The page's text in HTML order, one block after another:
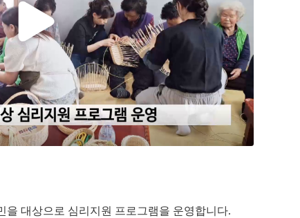
을 대상으로 심리지원 프로그램을 운영합니다.